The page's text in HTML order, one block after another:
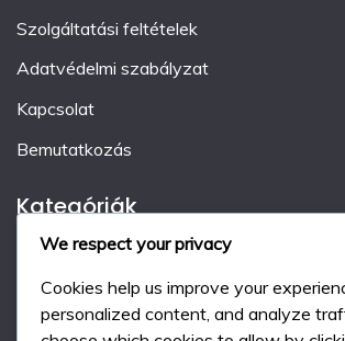
Szolgáltatási feltételek
Adatvédelmi szabályzat
Kapcsolat
Bemutatkozás
Kategóriák
Esemény Mérföldkő Jutalmak
We respect your privacy
Cookies help us improve your
personalized content, and analyze